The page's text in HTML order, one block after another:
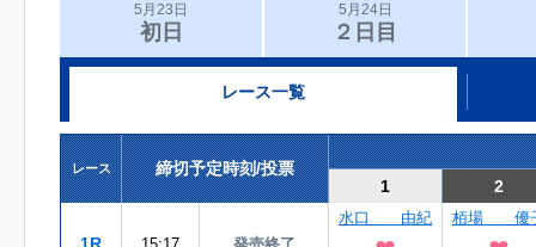
5月23日
初日
5月24日
２日目
レース一覧
レース
締切予定時刻/投票
1
2
水口 由紀 栢場 優